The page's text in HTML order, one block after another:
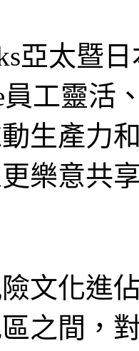
亞太暨
員工靈
生產力
樂意共
文化進
之間，